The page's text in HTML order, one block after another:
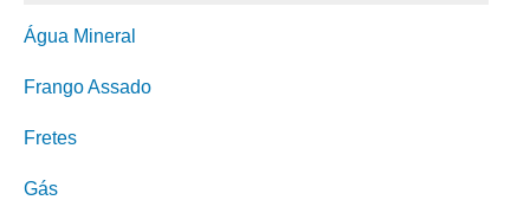
Água Mineral
Frango Assado
Fretes
Gás